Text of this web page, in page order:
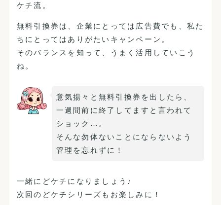
ケチ流。
無料引換券は、企業にとっては広告費でも、私た
ちにとってはありがたいキャンペーン。
そのバランスを知って、うまく活用していこう
ね。
意気揚々と無料引換券を出したら、
一週間前に終了してますと言われて
ショック…。
そんな勿体ないことにならないよう
管理を忘れずに！
一緒にどケチになりましょう♪
次回のどケチシリーズもお楽しみに！